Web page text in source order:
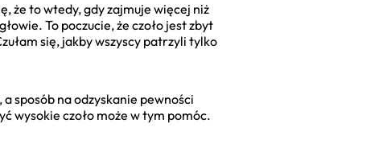
że to wtedy, gdy zajmuje więcej niż
To poczucie, że czoło jest zbyt
się, jakby wszyscy patrzyli tylko
sposób na odzyskanie pewności
wysokie czoło może w tym pomóc.